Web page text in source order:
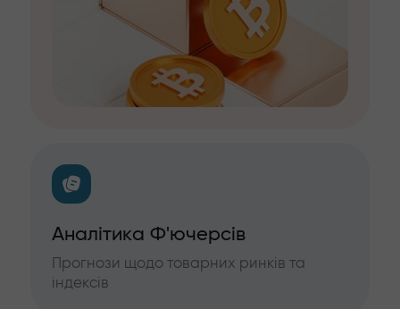
Аналітика Ф'ючерсів
Прогнози щодо товарних ринків та
індексів